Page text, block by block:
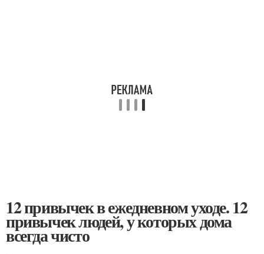
12 привычек в ежедневном уходе. 12
привычек людей, у которых дома
всегда чисто